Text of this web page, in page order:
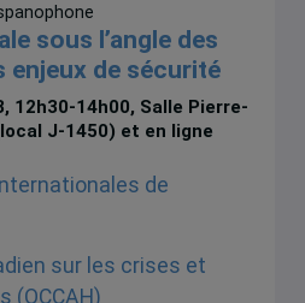
sous l’angle des
enjeux de sécurité
12h30-14h00, Salle Pierre-
J-1450) et en ligne